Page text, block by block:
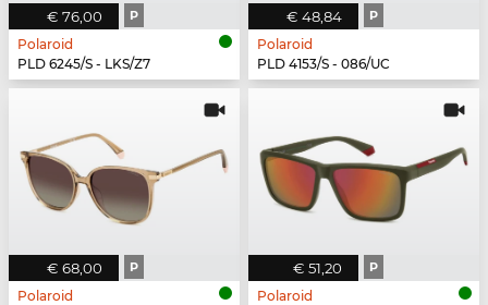
€ 76,00 P
Polaroid
PLD 6245/S - LKS/Z7
€ 48,84 P
Polaroid
PLD 4153/S - 086/UC
€ 68,00 P
Polaroid
€ 51,20 P
Polaroid